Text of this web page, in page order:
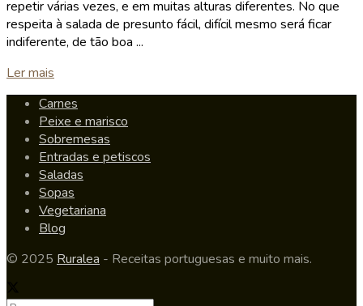
repetir várias vezes, e em muitas alturas diferentes. No que
respeita à salada de presunto fácil, difícil mesmo será ficar
indiferente, de tão boa ...
Ler mais
Carnes
Peixe e marisco
Sobremesas
Entradas e petiscos
Saladas
Sopas
Vegetariana
Blog
© 2025 Ruralea - Receitas portuguesas e muito mais.